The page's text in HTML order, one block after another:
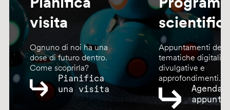
visita
Ognuno di noi ha una
dose di futuro dentro.
Come scoprirla?
Pianifica
una visita
Appuntamenti
tematiche digitali,
divulgative e
approfondimenti.
Agenda